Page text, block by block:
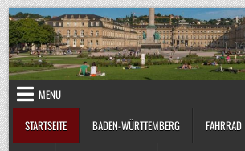
Skip
to
content
MENU
STARTSEITE
BADEN-WÜRTTEMBERG FAHRRAD